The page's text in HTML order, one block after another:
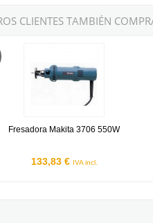
CLIENTES TAMBIÉN
Fresadora Makita 3706 550W
133,83 € IVA incl.
Makita 3706 550W